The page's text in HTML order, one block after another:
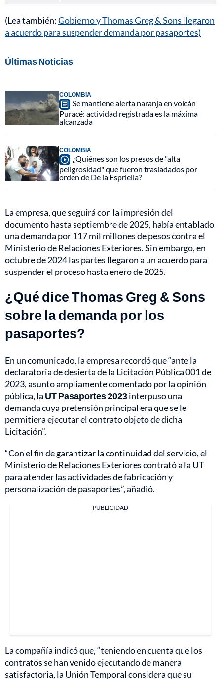
(Lea también:Gobierno y Thomas Greg & Sons llegaron
a acuerdo para suspender demanda por pasaportes)
Últimas Noticias
COLOMBIA
Se mantiene alerta naranja en volcán
Puracé: actividad registrada es la máxima
alcanzada
COLOMBIA
¿Quiénes son los presos de "alta
peligrosidad" que fueron trasladados por
orden de De la Espriella?
La empresa, que seguirá con la impresión del
documento hasta septiembre de 2025, había entablado
una demanda por 117 mil millones de pesos contra el
Ministerio de Relaciones Exteriores. Sin embargo, en
octubre de 2024 las partes llegaron a un acuerdo para
suspender el proceso hasta enero de 2025.
¿Qué dice Thomas Greg & Sons
sobre la demanda por los
pasaportes?
En un comunicado, la empresa recordó que “ante la
declaratoria de desierta de la Licitación Pública 001 de
2023, asunto ampliamente comentado por la opinión
pública, la UT Pasaportes 2023interpuso una
demanda cuya pretensión principal era que se le
permitiera ejecutar el contrato objeto de dicha
Licitación”.
“Con el fin de garantizar la continuidad del servicio, el
Ministerio de Relaciones Exteriores contrató a la UT
para atender las actividades de fabricación y
personalización de pasaportes”, añadió.
PUBLICIDAD
La compañía indicó que, “teniendo en cuenta que los
contratos se han venido ejecutando de manera
satisfactoria, la Unión Temporal considera que su